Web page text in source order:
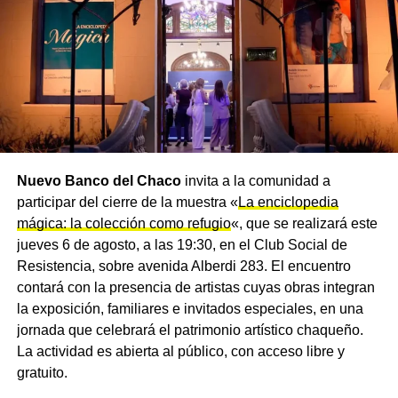
En paralelo, se construirá una línea subterránea de media
tensión de 13,2 KV con cuatro salidas destinadas a
abastecer nuevos distribuidores y subestaciones,
fortaleciendo el suministro en distintos sectores de la
ciudad. En esta primera etapa, los trabajos están
centrados en el tendido de la línea aérea de media
tensión de 33 KV, mientras que posteriormente se
avanzará con la construcción de la estación
transformadora.
Beneficios para vecinos e
industrias de Charata
La nueva infraestructura permitirá optimizar elservicio
eléctricoen forma directa en la zona céntrica
comprendida entre las calles Pringles y Liniers y entre
Caseros y Belgrano, además de mejorar el
abastecimiento en los barrios San Antonio, Cambalache,
Nuevo Banco del Chacoinvita a la comunidad a
participar del cierre de la muestra «La enciclopedia
mágica: la colección como refugio«, que se realizará este
jueves 6 de agosto, a las 19:30, en el Club Social de
Resistencia, sobre avenida Alberdi 283. El encuentro
contará con la presencia de artistas cuyas obras integran
la exposición, familiares e invitados especiales, en una
jornada que celebrará el patrimonio artístico chaqueño.
La actividad es abierta al público, con acceso libre y
gratuito.